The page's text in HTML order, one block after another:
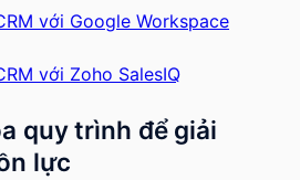
với Google Workspace
với Zoho SalesIQ
quy trình để giải
lực